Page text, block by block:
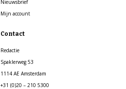
Nieuwsbrief
Mijn account
Contact
Redactie
Spaklerweg 53
1114 AE Amsterdam
+31 (0)20 – 210 5300